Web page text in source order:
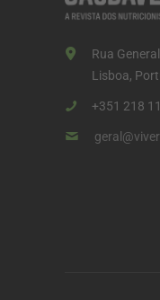
o
s
o
n
Rua
Lisboa,
+351 218